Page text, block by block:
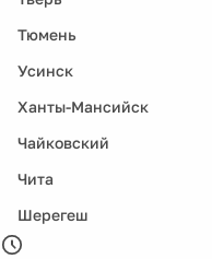
Тюмень
Усинск
Ханты-Мансийск
Чайковский
Чита
Шерегеш